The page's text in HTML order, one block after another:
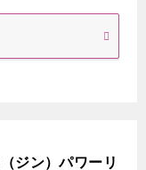
ジン）パワーリ